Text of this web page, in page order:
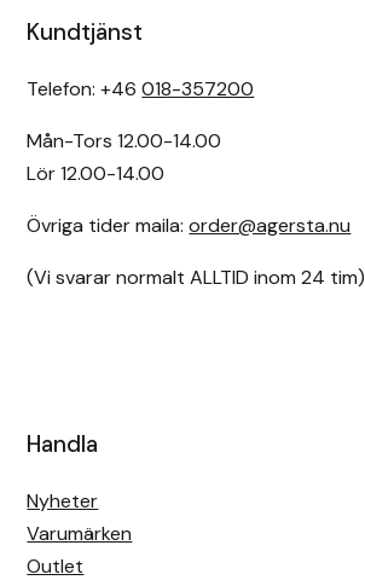
Kundtjänst
Telefon: +46018-357200
Mån-Tors 12.00-14.00
Lör 12.00-14.00
Övriga tider maila:order@agersta.nu
(Vi svarar normalt ALLTID inom 24 tim)
Handla
Nyheter
Varumärken
Outlet
Globus Sport
Gysinge
Hansbo Sport
Iceland Pet